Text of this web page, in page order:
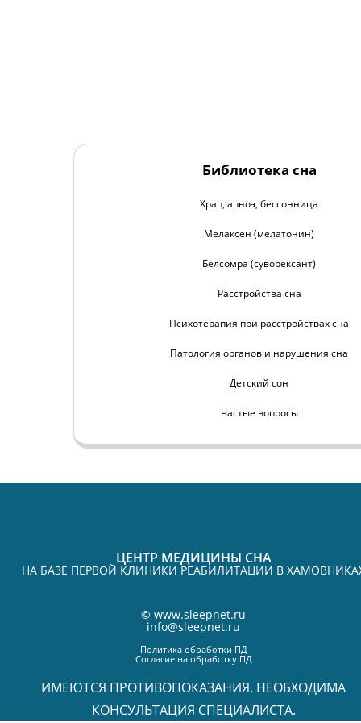
Библиотека сна
Храп, апноэ, бессонница
Мелаксен (мелатонин)
Белсомра (суворексант)
Расстройства сна
Психотерапия при расстройствах сна
Патология органов и нарушения сна
Детский сон
Частые вопросы
ЦЕНТР МЕДИЦИНЫ СНА
НА БАЗЕ ПЕРВОЙ КЛИНИКИ РЕАБИЛИТАЦИИ В
© www.sleepnet.ru
info@sleepnet.ru
Политика обработки ПД
Согласие на обработку ПД
ИМЕЮТСЯ ПРОТИВОПОКАЗАНИЯ. НЕОБХОДИМА
КОНСУЛЬТАЦИЯ СПЕЦИАЛИСТА.